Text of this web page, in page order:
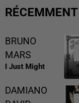
BRUNO
MARS
I Just Might
DAMIANO